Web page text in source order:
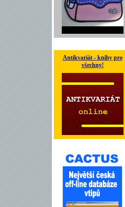
Antikvariát - knihy pro
všechny!